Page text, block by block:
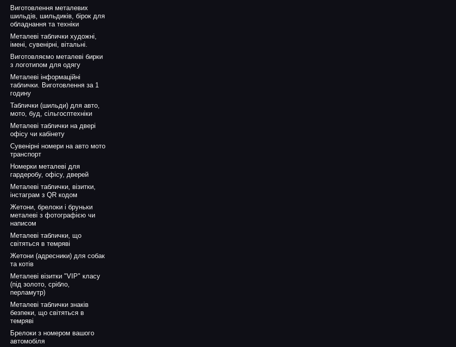
Виготовлення металевих
шильдів, шильдиків, бірок для
обладнання та техніки
Металеві таблички художні,
імені, сувенірні, вітальні.
Виготовляємо металеві бирки
з логотипом для одягу
Металеві інформаційні
таблички. Виготовлення за 1
годину
Таблички (шильди) для авто,
мото, буд, сільгосптехніки
Металеві таблички на двері
офісу чи кабінету
Сувенірні номери на авто мото
транспорт
Номерки металеві для
гардеробу, офісу, дверей
Металеві таблички, візитки,
інстаграм з QR кодом
Жетони, брелоки і бруньки
металеві з фотографією чи
написом
Металеві таблички, що
світяться в темряві
Жетони (адресники) для собак
та котів
Металеві візитки "VIP" класу
(під золото, срібло,
перламутр)
Металеві таблички знаків
безпеки, що світяться в
темряві
Брелоки з номером вашого
автомобіля